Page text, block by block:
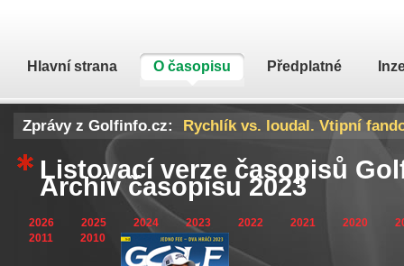
Hlavní strana O časopisu Předplatné
Zprávy z Golfinfo.cz: DeChambeau poprvé
Listovací verze časopisů
Archív časopisu 2023
2026 2025 2024 2023 2022 2021 2020
2011
2010